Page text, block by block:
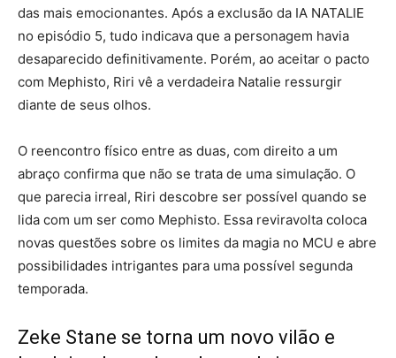
das mais emocionantes. Após a exclusão da IA NATALIE
no episódio 5, tudo indicava que a personagem havia
desaparecido definitivamente. Porém, ao aceitar o pacto
com Mephisto, Riri vê a verdadeira Natalie ressurgir
diante de seus olhos.
O reencontro físico entre as duas, com direito a um
abraço confirma que não se trata de uma simulação. O
que parecia irreal, Riri descobre ser possível quando se
lida com um ser como Mephisto. Essa reviravolta coloca
novas questões sobre os limites da magia no MCU e abre
possibilidades intrigantes para uma possível segunda
temporada.
Zeke Stane se torna um novo vilão e